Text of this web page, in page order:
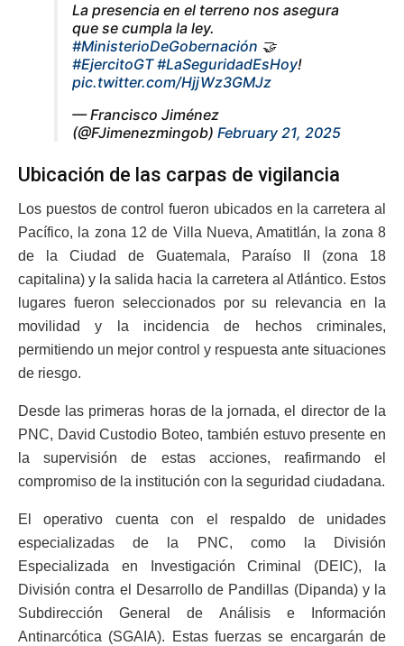
La presencia en el terreno nos asegura
que se cumpla la ley.
#MinisterioDeGobernación 🤝
#EjercitoGT #LaSeguridadEsHoy!
pic.twitter.com/HjjWz3GMJz
— Francisco Jiménez
(@FJimenezmingob) February 21, 2025
Ubicación de las carpas de vigilancia
Los puestos de control fueron ubicados en la carretera al
Pacífico, la zona 12 de Villa Nueva, Amatitlán, la zona 8
de la Ciudad de Guatemala, Paraíso II (zona 18
capitalina) y la salida hacia la carretera al Atlántico. Estos
lugares fueron seleccionados por su relevancia en la
movilidad y la incidencia de hechos criminales,
permitiendo un mejor control y respuesta ante situaciones
de riesgo.
Desde las primeras horas de la jornada, el director de la
PNC, David Custodio Boteo, también estuvo presente en
la supervisión de estas acciones, reafirmando el
compromiso de la institución con la seguridad ciudadana.
El operativo cuenta con el respaldo de unidades
especializadas de la PNC, como la División
Especializada en Investigación Criminal (DEIC), la
División contra el Desarrollo de Pandillas (Dipanda) y la
Subdirección General de Análisis e Información
Antinarcótica (SGAIA). Estas fuerzas se encargarán de